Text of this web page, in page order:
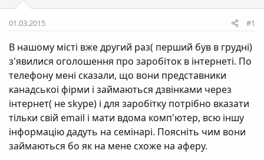
т
е
и
т
р
н
н
я
01.03.2015 #1
В нашому місті вже другий раз( перший був в грудні)
з'явилиcя оголошення про заробіток в інтернеті. По
телефону мені сказали, що вони представники
канадськоі фірми і займаються дзвінками через
інтернет( не skype) і для заробітку потрібно вказати
тільки свій email і мати вдома комп'ютер, всю іншу
інформацію дадуть на семінарі. Поясніть чим вони
займаються бо як на мене схоже на аферу.